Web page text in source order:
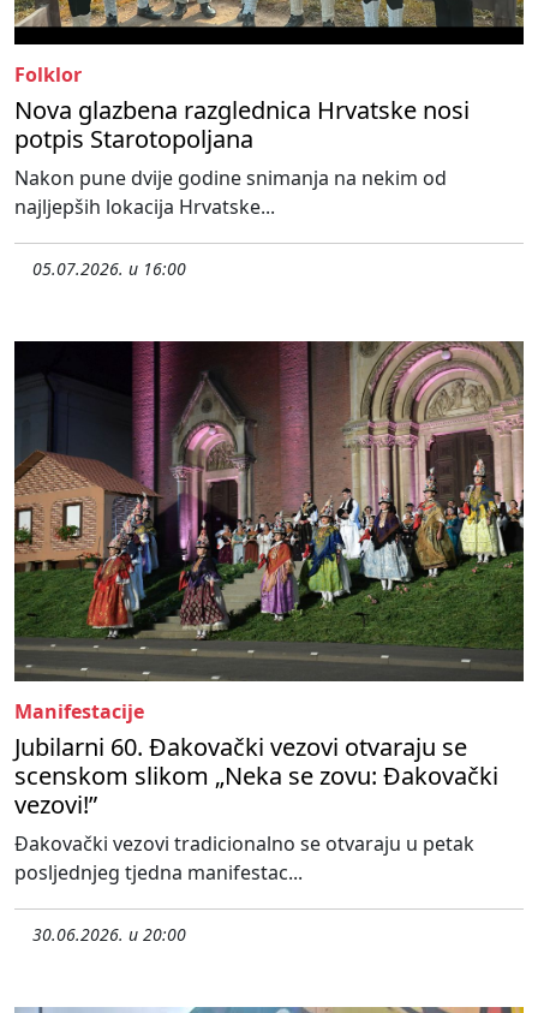
Folklor
Nova glazbena razglednica Hrvatske nosi
potpis Starotopoljana
Nakon pune dvije godine snimanja na nekim od
najljepših lokacija Hrvatske...
05.07.2026. u 16:00
Manifestacije
Jubilarni 60. Đakovački vezovi otvaraju se
scenskom slikom „Neka se zovu: Đakovački
vezovi!”
Đakovački vezovi tradicionalno se otvaraju u petak
posljednjeg tjedna manifestac...
30.06.2026. u 20:00